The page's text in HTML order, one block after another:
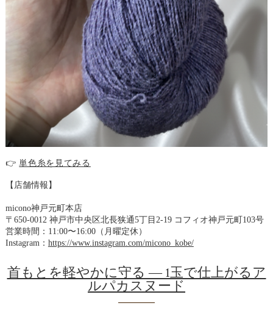
👉単色糸を見てみる
【店舗情報】
micono神戸元町本店
〒650-0012 神戸市中央区北長狭通5丁目2-19 コフィオ神戸元町103号
営業時間：11:00〜16:00（月曜定休）
Instagram： https://www.instagram.com/micono_kobe/
首もとを軽やかに守る ― 1玉で仕上がるア
ルパカスヌード